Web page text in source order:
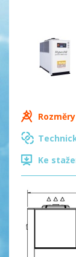
Rozměry
Ke